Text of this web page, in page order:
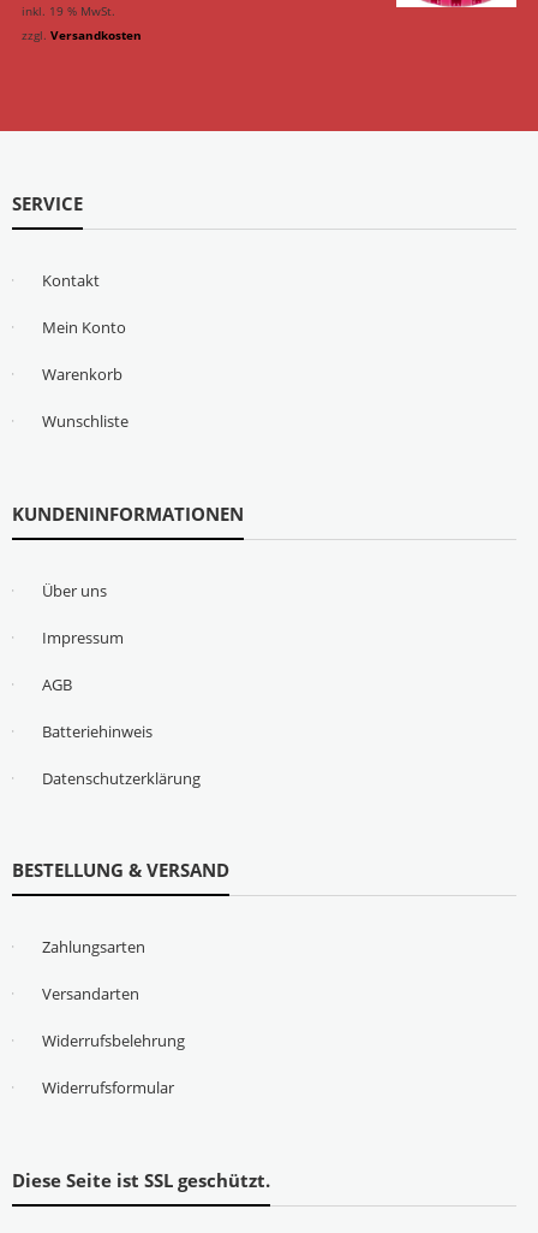
inkl. 19 % MwSt.
zzgl. Versandkosten
SERVICE
Kontakt
Mein Konto
Warenkorb
Wunschliste
KUNDENINFORMATIONEN
Über uns
Impressum
AGB
Batteriehinweis
Datenschutzerklärung
BESTELLUNG & VERSAND
Zahlungsarten
Versandarten
Widerrufsbelehrung
Widerrufsformular
Diese Seite ist SSL geschützt.